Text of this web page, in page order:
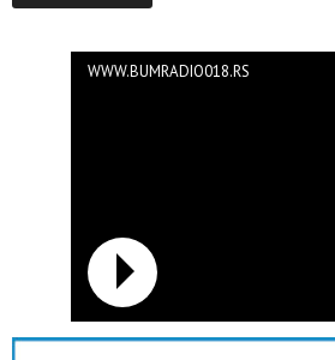
WWW.BUMRADIO018.RS